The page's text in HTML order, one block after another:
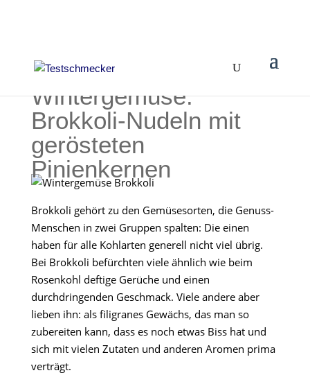
Wintergemüse:
Brokkoli-Nudeln mit
gerösteten
Pinienkernen
Brokkoli gehört zu den Gemüsesorten, die Genuss-
Menschen in zwei Gruppen spalten: Die einen
haben für alle Kohlarten generell nicht viel übrig.
Bei Brokkoli befürchten viele ähnlich wie beim
Rosenkohl deftige Gerüche und einen
durchdringenden Geschmack. Viele andere aber
lieben ihn: als filigranes Gewächs, das man so
zubereiten kann, dass es noch etwas Biss hat und
sich mit vielen Zutaten und anderen Aromen prima
verträgt.